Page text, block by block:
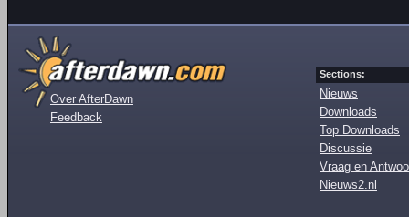
Over AfterDawn
Feedback
Sections:
Nieuws
Downloads
Top Downloads
Discussie
Vraag en
Nieuws2.nl